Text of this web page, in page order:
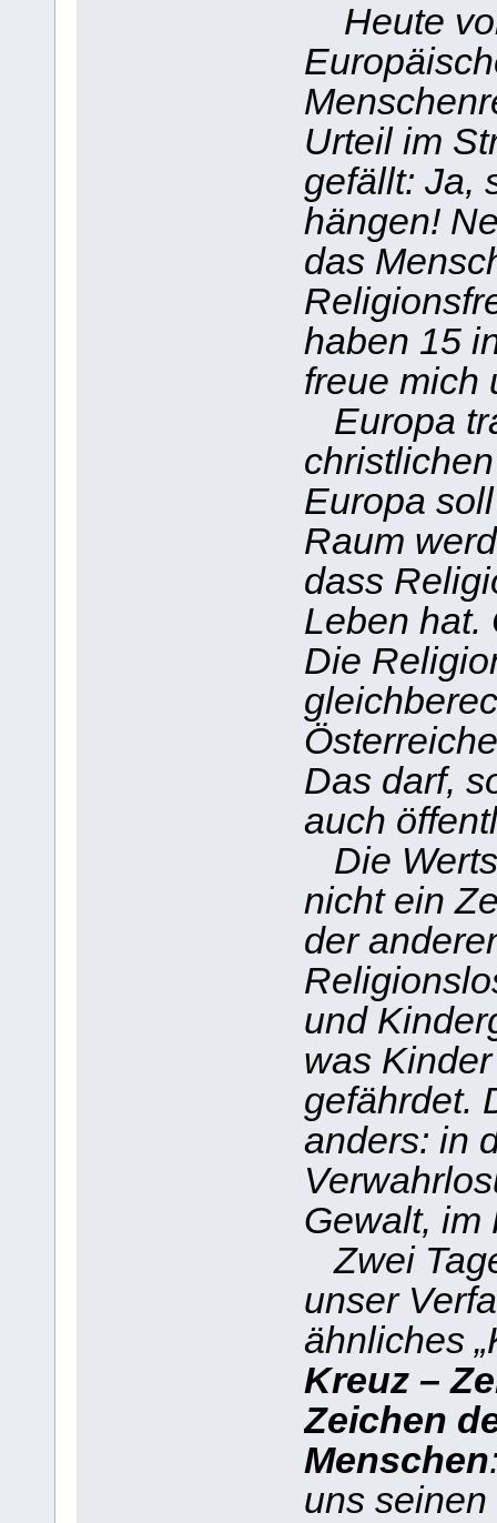
Heute
Urteil im
gefällt: Ja,
hängen!
das
haben 15
freue mich
Europa
Europa
Raum
dass
Leben hat.
Die
Das darf,
auch
Die
nicht ein
der
und
was
gefährdet.
anders: in
Gewalt, im
Zwei
unser
ähnliches
Kreuz –
Zeichen
Menschen
uns